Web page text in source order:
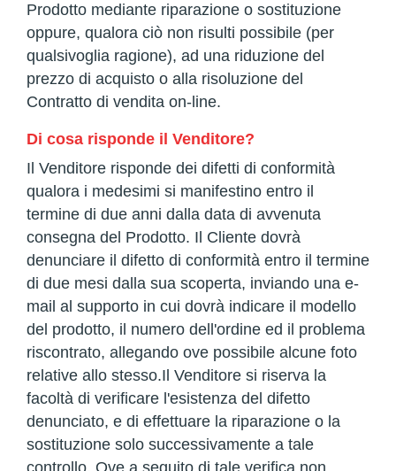
Prodotto mediante riparazione o sostituzione
oppure, qualora ciò non risulti possibile (per
qualsivoglia ragione), ad una riduzione del
prezzo di acquisto o alla risoluzione del
Contratto di vendita on-line.
Di cosa risponde il Venditore?
Il Venditore risponde dei difetti di conformità
qualora i medesimi si manifestino entro il
termine di due anni dalla data di avvenuta
consegna del Prodotto. Il Cliente dovrà
denunciare il difetto di conformità entro il termine
di due mesi dalla sua scoperta, inviando una e-
mail al supporto in cui dovrà indicare il modello
del prodotto, il numero dell'ordine ed il problema
riscontrato, allegando ove possibile alcune foto
relative allo stesso.Il Venditore si riserva la
facoltà di verificare l'esistenza del difetto
denunciato, e di effettuare la riparazione o la
sostituzione solo successivamente a tale